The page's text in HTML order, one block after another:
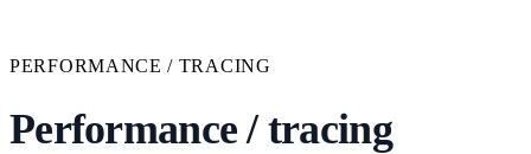
PERFORMANCE / TRACING
Performance / tracing